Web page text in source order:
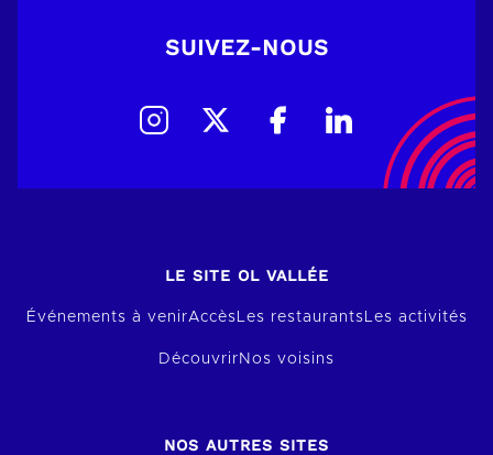
SUIVEZ-NOUS
LE SITE OL VALLÉE
Événements à venirAccèsLes restaurantsLes activités
Découvrir Nos voisins
NOS AUTRES SITES